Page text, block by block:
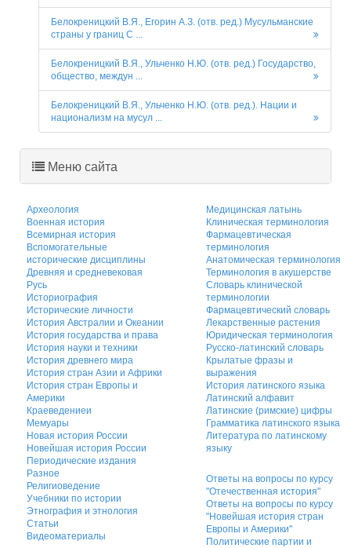
Белокреницкий В.Я., Егорин А.З. (отв. ред.) Мусульманские
страны у границ С ...
Белокреницкий В.Я., Ульченко Н.Ю. (отв. ред.) Государство,
общество, междун ...
Белокреницкий В.Я., Ульченко Н.Ю. (отв. ред.). Нации и
национализм на мусул ...
Меню сайта
Археология
Военная история
Всемирная история
Вспомогательные
исторические дисциплины
Древняя и средневековая
Русь
Историография
Исторические личности
История Австралии и Океании
История государства и права
История науки и техники
История древнего мира
История стран Азии и Африки
История стран Европы и
Америки
Краеведениеи
Мемуары
Новая история России
Новейшая история России
Периодические издания
Разное
Религиоведение
Учебники по истории
Этнография и этнология
Статьи
Видеоматериалы
Медицинская латынь
Клиническая терминология
Фармацевтическая
терминология
Анатомическая терминология
Терминология в акушерстве
Словарь клинической
терминологии
Фармацевтический словарь
Лекарственные растения
Юридическая терминология
Русско-латинский словарь
Крылатые фразы и
выражения
История латинского языка
Латинский алфавит
Латинские (римские) цифры
Грамматика латинского языка
Литература по латинскому
языку
Ответы на вопросы по курсу
"Отечественная история"
Ответы на вопросы по курсу
"Новейшая история стран
Европы и Америки"
Политические партии и